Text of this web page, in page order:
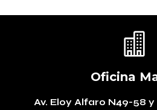

Oficina
Av. Eloy Alfaro N49-58 y